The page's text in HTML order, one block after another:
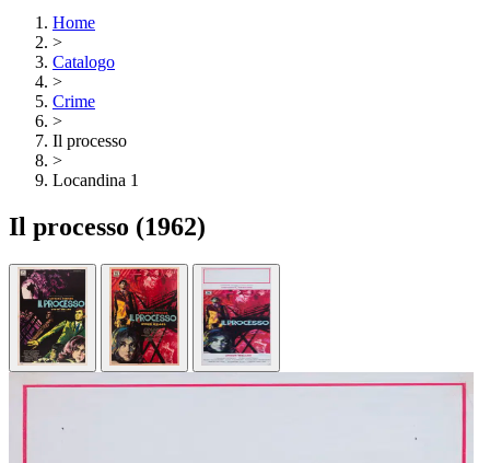
Home
>
Catalogo
>
Crime
>
Il processo
>
Locandina 1
Il processo (1962)